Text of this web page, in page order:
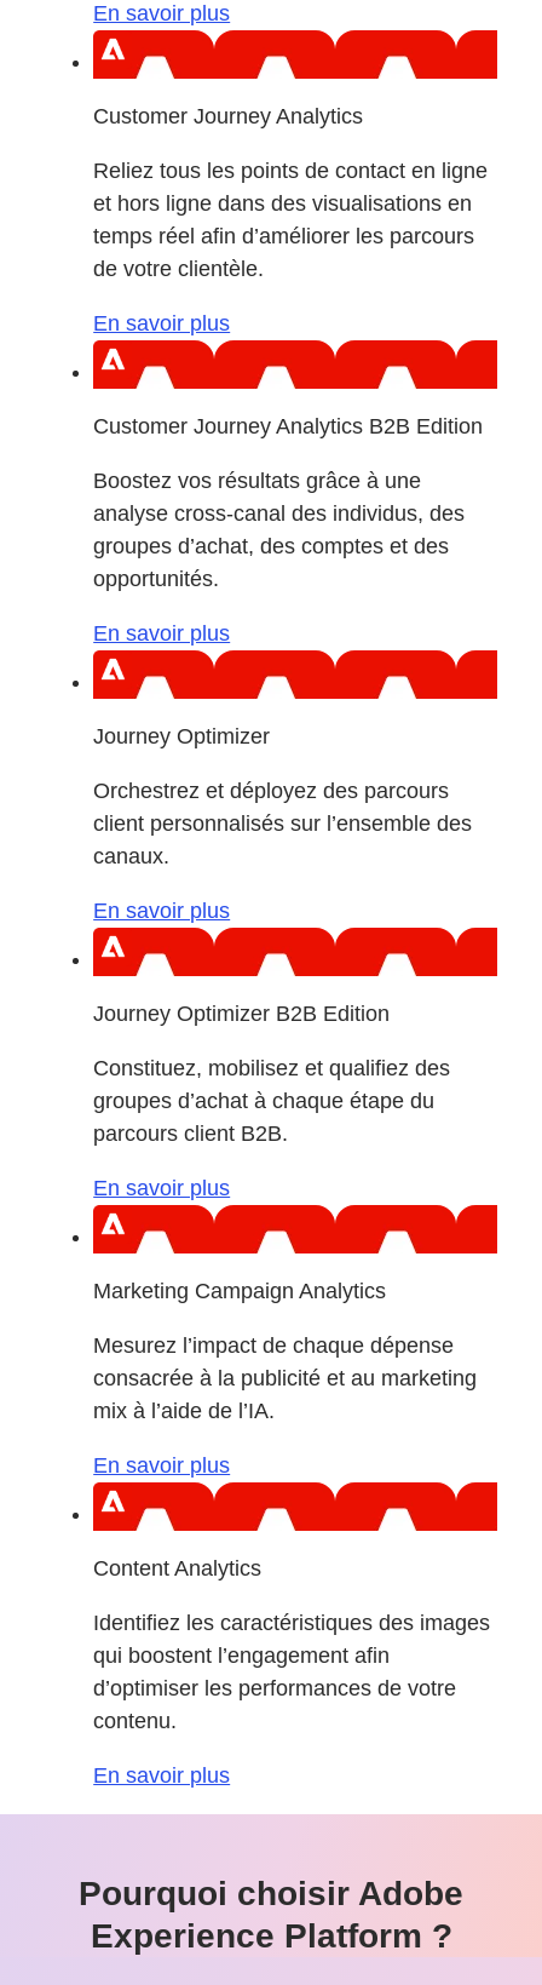
En savoir plus
Customer Journey Analytics
Reliez tous les points de contact en ligne
et hors ligne dans des visualisations en
temps réel afin d’améliorer les parcours
de votre clientèle.
En savoir plus
Customer Journey Analytics B2B Edition
Boostez vos résultats grâce à une
analyse cross-canal des individus, des
groupes d’achat, des comptes et des
opportunités.
En savoir plus
Journey Optimizer
Orchestrez et déployez des parcours
client personnalisés sur l’ensemble des
canaux.
En savoir plus
Journey Optimizer B2B Edition
Constituez, mobilisez et qualifiez des
groupes d’achat à chaque étape du
parcours client B2B.
En savoir plus
Marketing Campaign Analytics
Mesurez l’impact de chaque dépense
consacrée à la publicité et au marketing
mix à l’aide de l’IA.
En savoir plus
Content Analytics
Identifiez les caractéristiques des images
qui boostent l’engagement afin
d’optimiser les performances de votre
contenu.
En savoir plus
Pourquoi choisir Adobe
Experience Platform ?